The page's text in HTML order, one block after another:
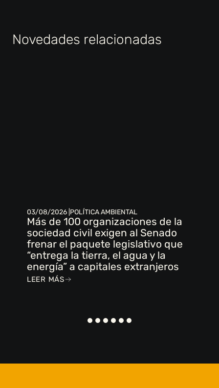
Novedades relacionadas
03/08/2026 | POLÍTICA AMBIENTAL
Más de 100 organizaciones de la
sociedad civil exigen al Senado
frenar el paquete legislativo que
“entrega la tierra, el agua y la
energía” a capitales extranjeros
LEER MÁS